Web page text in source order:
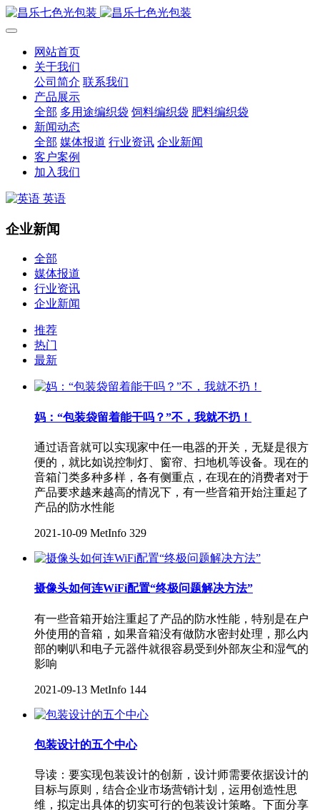
网站首页
关于我们
公司简介 联系我们
产品展示
全部 多用途编织袋 饲料编织袋 肥料编织袋
新闻动态
全部 媒体报道 行业资讯 企业新闻
客户案例
加入我们
英语
企业新闻
全部
媒体报道
行业资讯
企业新闻
推荐
热门
最新
妈：“包装袋留着能干吗？”不，我就不扔！
通过语音就可以实现家中任一电器的开关，无疑是很方
便的，就比如说控制灯、窗帘、扫地机等设备。现在的
音箱门类多种多样，各有侧重点，在现在的消费者对于
产品要求越来越高的情况下，有一些音箱开始注重起了
产品的防水性能
2021-10-09 MetInfo 329
摄像头如何连WiFi配置“终极问题解决方法”
有一些音箱开始注重起了产品的防水性能，特别是在户
外使用的音箱，如果音箱没有做防水密封处理，那么内
部的喇叭和电子元器件就很容易受到外部灰尘和湿气的
影响
2021-09-13 MetInfo 144
包装设计的五个中心
导读：要实现包装设计的创新，设计师需要依据设计的
目标与原则，结合企业市场营销计划，运用创造性思
维，拟定出具体的切实可行的包装设计策略。下面分享